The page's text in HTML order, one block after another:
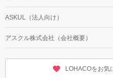
ASKUL（法人向け）
アスクル株式会社（会社概要）
LOHACOをお気